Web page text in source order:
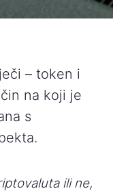
– token i
na koji je
s
ili ne,